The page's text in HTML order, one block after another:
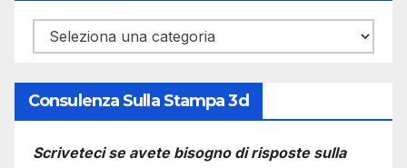
Categorie
Consulenza Sulla Stampa 3d
Scriveteci se avete bisogno di risposte sulla